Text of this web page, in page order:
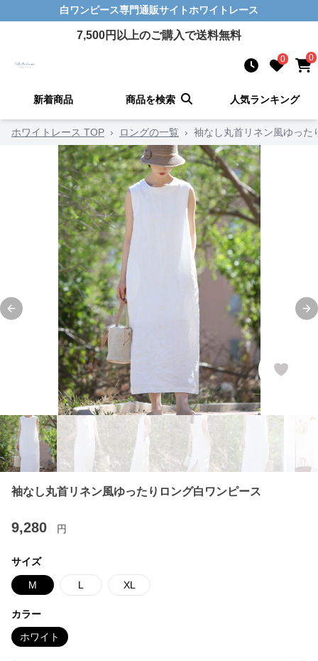
白ワンピース専門通販サイトホワイトレース
7,500円以上のご購入で送料無料
0 0
新着商品 商品を検索 人気ランキング
ホワイトレース TOP › ロングの一覧 › 袖なし丸首リネン風ゆった
Previous slide
袖なし丸首リネン風ゆったりロング白ワンピース
9,280 円
サイズ
M L XL
カラー
ホワイト